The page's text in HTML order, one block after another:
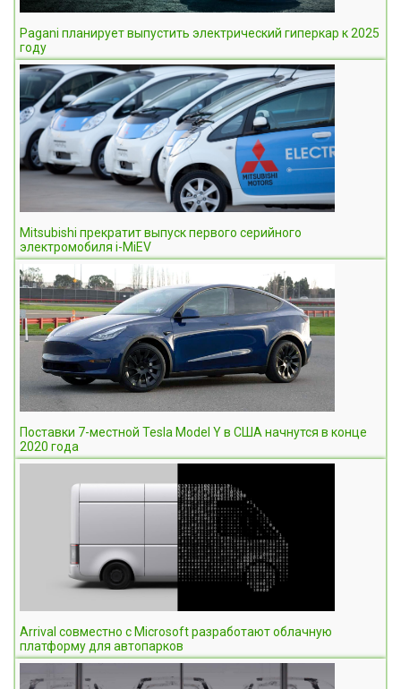
Pagani планирует выпустить электрический гиперкар к 2025
году
Mitsubishi прекратит выпуск первого серийного
электромобиля i-MiEV
Поставки 7-местной Tesla Model Y в США начнутся в конце
2020 года
Arrival совместно с Microsoft разработают облачную
платформу для автопарков